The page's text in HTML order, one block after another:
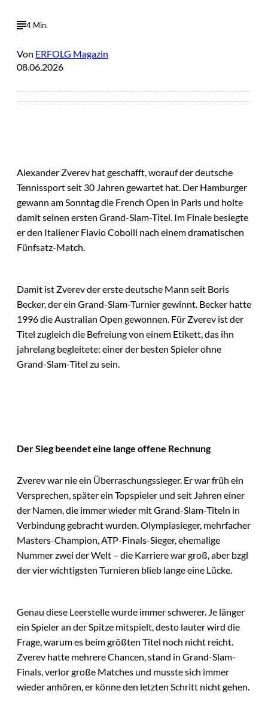
4 Min.
Von ERFOLG Magazin
08.06.2026
Alexander Zverev hat geschafft, worauf der deutsche
Tennissport seit 30 Jahren gewartet hat. Der Hamburger
gewann am Sonntag die French Open in Paris und holte
damit seinen ersten Grand-Slam-Titel. Im Finale besiegte
er den Italiener Flavio Cobolli nach einem dramatischen
Fünfsatz-Match.
Damit ist Zverev der erste deutsche Mann seit Boris
Becker, der ein Grand-Slam-Turnier gewinnt. Becker hatte
1996 die Australian Open gewonnen. Für Zverev ist der
Titel zugleich die Befreiung von einem Etikett, das ihn
jahrelang begleitete: einer der besten Spieler ohne
Grand-Slam-Titel zu sein.
Der Sieg beendet eine lange offene Rechnung
Zverev war nie ein Überraschungssieger. Er war früh ein
Versprechen, später ein Topspieler und seit Jahren einer
der Namen, die immer wieder mit Grand-Slam-Titeln in
Verbindung gebracht wurden. Olympiasieger, mehrfacher
Masters-Champion, ATP-Finals-Sieger, ehemalige
Nummer zwei der Welt – die Karriere war groß, aber bzgl
der vier wichtigsten Turnieren blieb lange eine Lücke.
Genau diese Leerstelle wurde immer schwerer. Je länger
ein Spieler an der Spitze mitspielt, desto lauter wird die
Frage, warum es beim größten Titel noch nicht reicht.
Zverev hatte mehrere Chancen, stand in Grand-Slam-
Finals, verlor große Matches und musste sich immer
wieder anhören, er könne den letzten Schritt nicht gehen.